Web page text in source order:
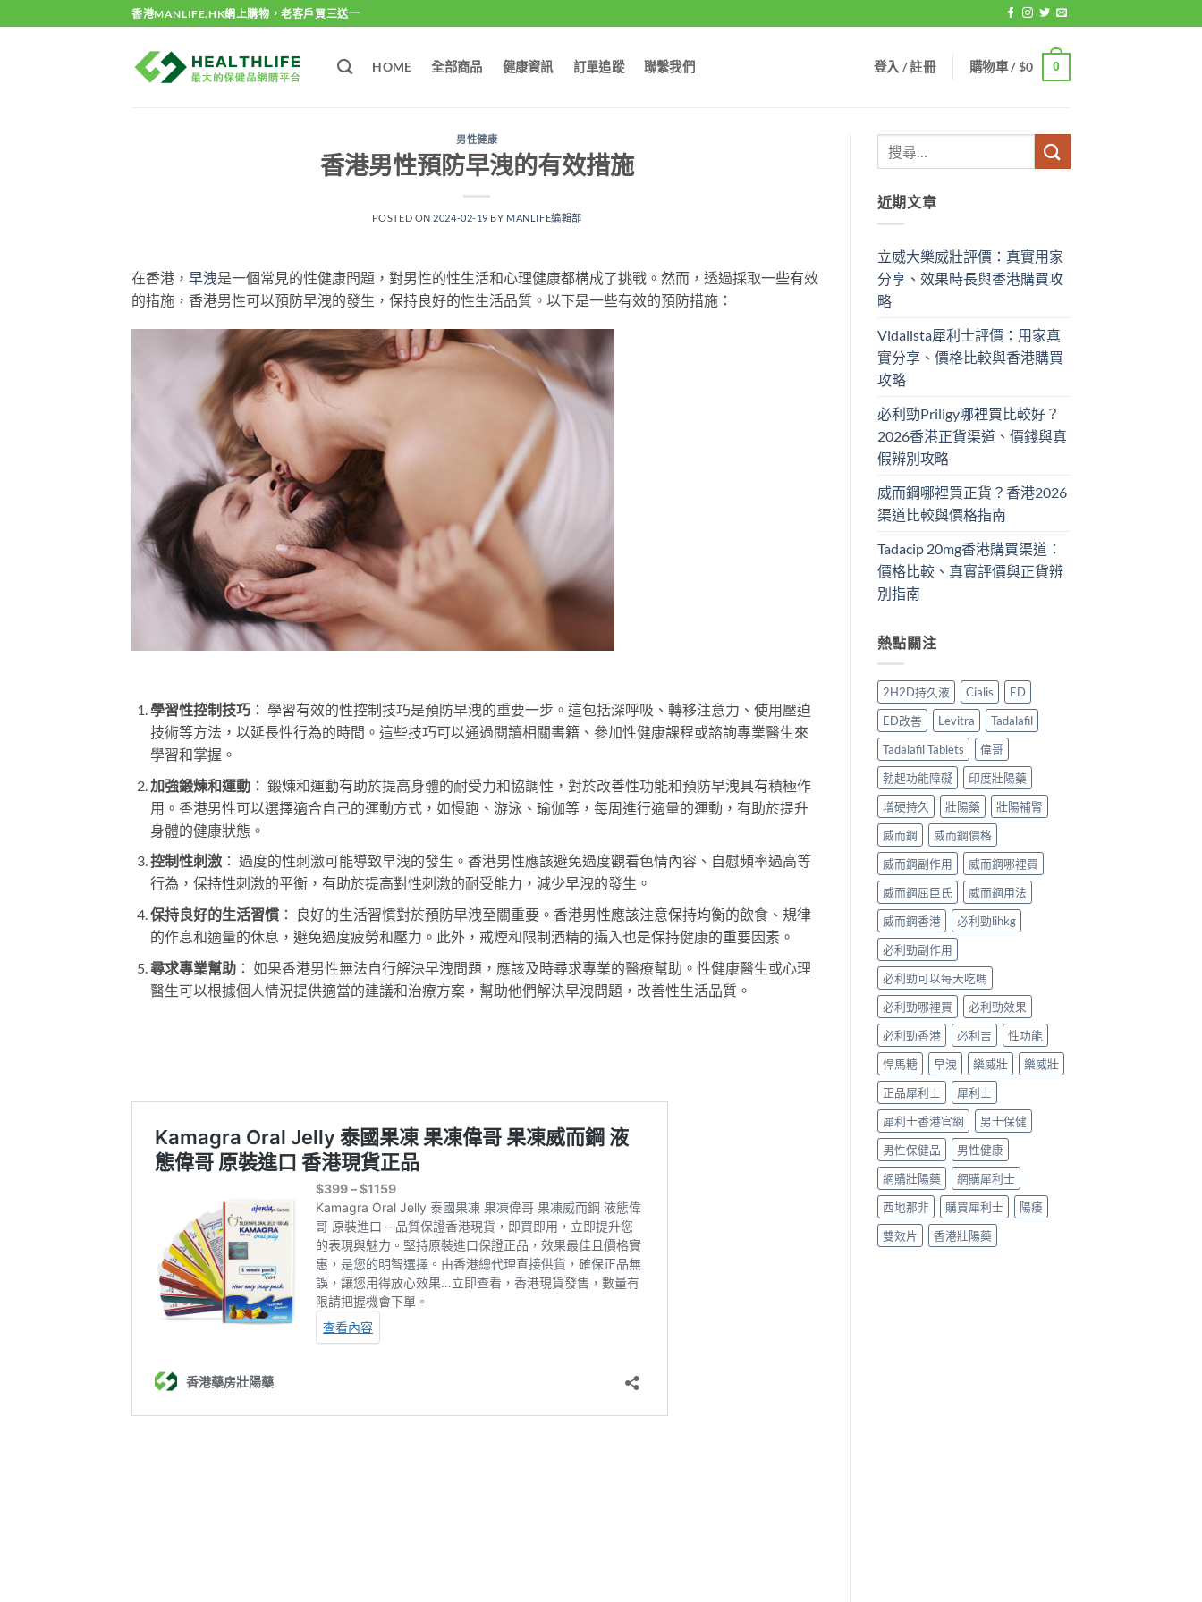
to
香港MANLIFE.HK網上購物，老客戶買三送一
HOME 全部商品 健康資訊 訂單追蹤 聯繫我們 登入 / 註冊 購物車 /$0 0
男性健康
香港男性預防早洩的有效措施
POSTED ON 2024-02-19 BY MANLIFE編輯部
在香港， 早洩是一個常見的性健康問題，對男性的性生活和心理健康都構成了挑戰。然而，透過採取一些有效
的措施，香港男性可以預防早洩的發生，保持良好的性生活品質。以下是一些有效的預防措施：
學習性控制技巧： 學習有效的性控制技巧是預防早洩的重要一步。這包括深呼吸、轉移注意力、使用壓迫
技術等方法，以延長性行為的時間。這些技巧可以通過閱讀相關書籍、參加性健康課程或諮詢專業醫生來
學習和掌握。
加強鍛煉和運動： 鍛煉和運動有助於提高身體的耐受力和協調性，對於改善性功能和預防早洩具有積極作
用。香港男性可以選擇適合自己的運動方式，如慢跑、游泳、瑜伽等，每周進行適量的運動，有助於提升
身體的健康狀態。
控制性刺激： 過度的性刺激可能導致早洩的發生。香港男性應該避免過度觀看色情內容、自慰頻率過高等
行為，保持性刺激的平衡，有助於提高對性刺激的耐受能力，減少早洩的發生。
保持良好的生活習慣： 良好的生活習慣對於預防早洩至關重要。香港男性應該注意保持均衡的飲食、規律
的作息和適量的休息，避免過度疲勞和壓力。此外，戒煙和限制酒精的攝入也是保持健康的重要因素。
尋求專業幫助： 如果香港男性無法自行解決早洩問題，應該及時尋求專業的醫療幫助。性健康醫生或心理
醫生可以根據個人情況提供適當的建議和治療方案，幫助他們解決早洩問題，改善性生活品質。
近期文章
立威大樂威壯評價：真實用家
分享、效果時長與香港購買攻
略
Vidalista犀利士評價：用家真
實分享、價格比較與香港購買
攻略
必利勁Priligy哪裡買比較好？
2026香港正貨渠道、價錢與真
假辨別攻略
威而鋼哪裡買正貨？香港2026
渠道比較與價格指南
Tadacip 20mg香港購買渠道：
價格比較、真實評價與正貨辨
別指南
熱點關注
2H2D持久液 Cialis
ED
ED改善
Levitra
Tadalafil
Tadalafil Tablets
偉哥
勃起功能障礙
印度壯陽藥
增硬持久
壯陽藥
壯陽補腎
威而鋼
威而鋼價格
威而鋼副作用
威而鋼哪裡買
威而鋼屈臣氏
威而鋼用法
威而鋼香港
必利勁lihkg
必利勁副作用
必利勁可以每天吃嗎
必利勁哪裡買
必利勁效果
必利勁香港
必利吉
性功能
悍馬糖
早洩 樂威壯
樂威壯
正品犀利士
犀利士
犀利士香港官網
男士保健
男性保健品
男性健康
網購壯陽藥
網購犀利士
西地那非
購買犀利士
陽痿
雙效片
香港壯陽藥